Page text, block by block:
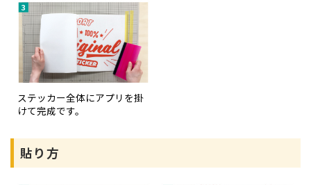
ステッカー全体にアプリを掛
けて完成です。
貼り方